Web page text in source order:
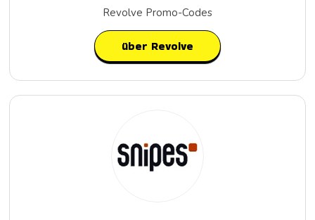
Revolve Promo-Codes
über Revolve